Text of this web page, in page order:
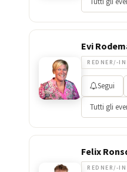
Evi
REDNER/-IN
Segui
Tutti gli
Felix
REDNER/-IN